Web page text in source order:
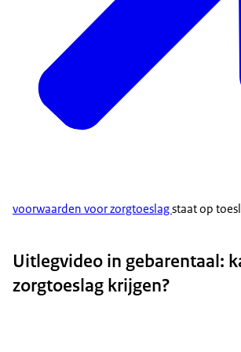
voorwaarden voor zorgtoeslagstaat op
Uitlegvideo in gebarentaal:
zorgtoeslag krijgen?